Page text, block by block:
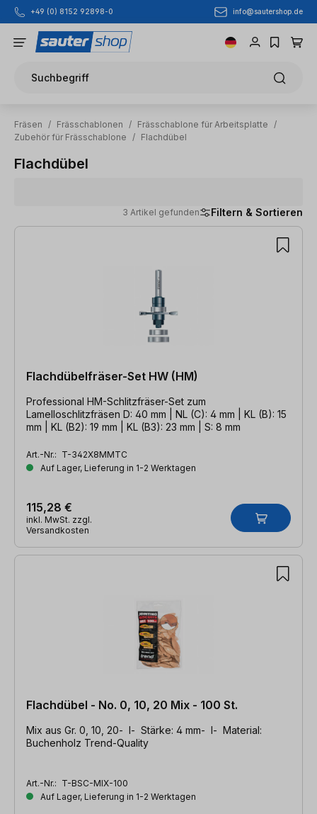
Zum Hauptinhalt springen
+49 (0) 8152 92898-0 info@sautershop.de
Suchbegriff
Fräsen / Frässchablonen / Frässchablone für Arbeitsplatte
/
Zubehör für Frässchablone
/ Flachdübel
Flachdübel
3 Artikel gefunden Filtern & Sortieren
3 Artikel gefunden
Flachdübelfräser-Set HW (HM)
Professional HM-Schlitzfräser-Set zum
Lamelloschlitzfräsen D: 40 mm | NL (C): 4 mm | KL (B): 15
mm | KL (B2): 19 mm | KL (B3): 23 mm | S: 8 mm
Art.-Nr.: T-342X8MMTC
Auf Lager, Lieferung in 1-2 Werktagen
115,28 €
inkl. MwSt. zzgl.
Versandkosten
Flachdübel - No. 0, 10, 20 Mix - 100 St.
Mix aus Gr. 0, 10, 20- l- Stärke: 4 mm- l- Material:
Buchenholz Trend-Quality
Art.-Nr.: T-BSC-MIX-100
Auf Lager, Lieferung in 1-2 Werktagen